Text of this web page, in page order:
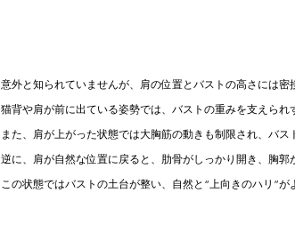
意外と知られていませんが、肩の位置とバストの高さには密
猫背や肩が前に出ている姿勢では、バストの重みを支えられ
また、肩が上がった状態では大胸筋の動きも制限され、バス
逆に、肩が自然な位置に戻ると、肋骨がしっかり開き、胸郭
この状態ではバストの土台が整い、自然と“上向きのハリ”が